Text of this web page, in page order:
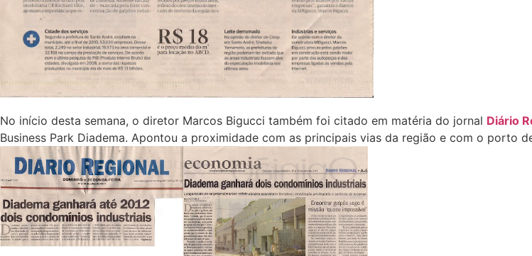
No início desta semana, o diretor Marcos Bigucci também foi citado em matéria do jornal Diário
Business Park Diadema. Apontou a proximidade com as principais vias da região e com o porto